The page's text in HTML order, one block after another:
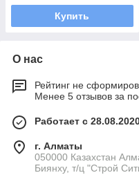
Купить
О нас
Рейтинг не
Менее 5 отзывов за
Работает с
г. Алматы
050000 Казахстан
Биянху, т/ц "Строй